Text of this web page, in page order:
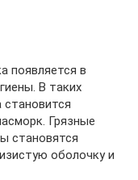
появляется в
В таких
становится
Грязные
становятся
оболочку и